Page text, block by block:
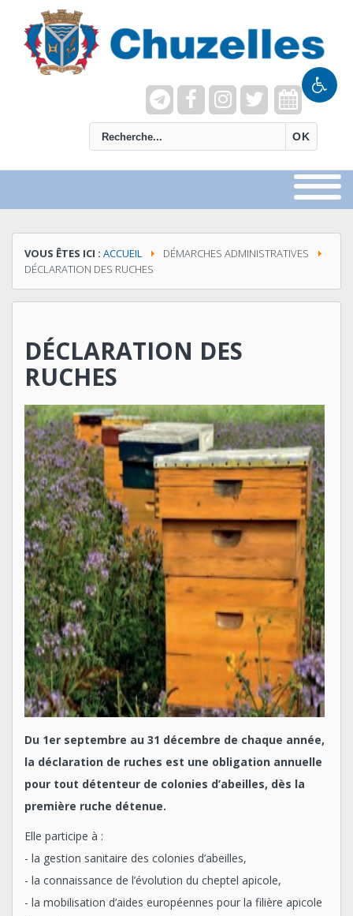
OK
VOUS ÊTES ICI : ACCUEIL
DÉMARCHES ADMINISTRATIVES
DÉCLARATION DES RUCHES
DÉCLARATION DES
RUCHES
Du 1er septembre au 31 décembre de chaque année,
la déclaration de ruches est une obligation annuelle
pour tout détenteur de colonies d’abeilles, dès la
première ruche détenue.
Elle participe à :
- la gestion sanitaire des colonies d’abeilles,
- la connaissance de l’évolution du cheptel apicole,
- la mobilisation d’aides européennes pour la filière apicole